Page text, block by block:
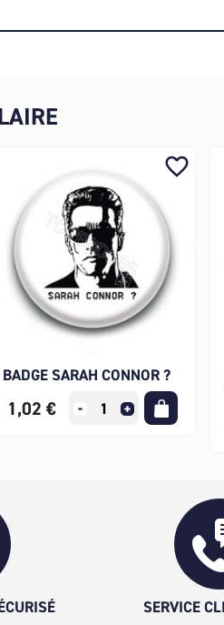
BADGE SARAH CONNOR ?
1,02 €
favorite_border
SERVICE